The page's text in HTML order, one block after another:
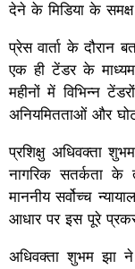
देने के मिडिया के समक्ष
प्रेस वार्ता के दौरान
एक ही टेंडर के
महीनों में विभिन्न
अनियमितताओं और
प्रशिक्षु अधिवक्ता
नागरिक सतर्कता के
माननीय सर्वोच्च
आधार पर इस पूरे
अधिवक्ता शुभम झा